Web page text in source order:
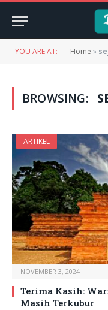
YOU ARE AT: Home »
BROWSING:
ARTIKEL
NOVEMBER 3, 2024
Terima Kasih:
Masih Terkubur